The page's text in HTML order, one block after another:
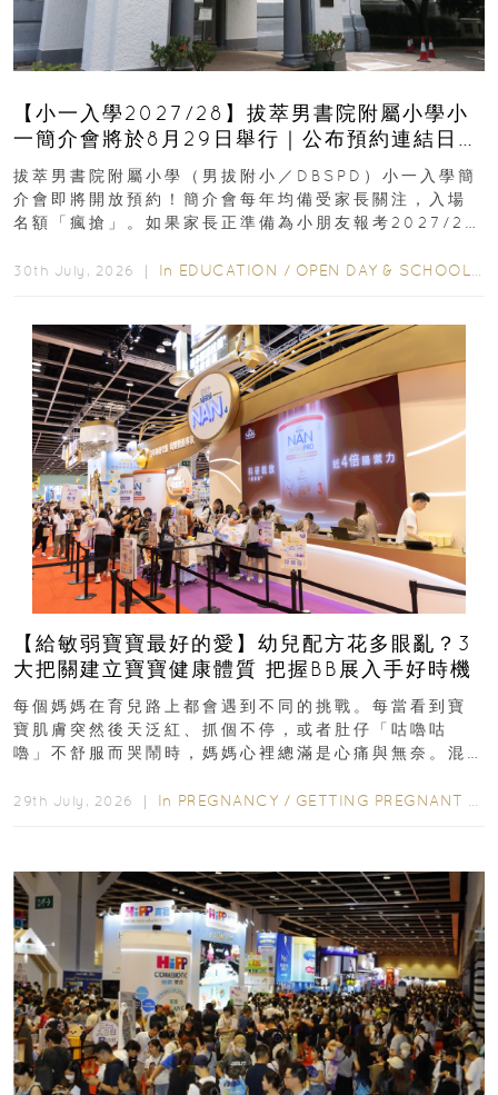
【小一入學2027/28】拔萃男書院附屬小學小
一簡介會將於8月29日舉行｜公布預約連結日期
｜更設有網上重溫
拔萃男書院附屬小學（男拔附小／DBSPD）小一入學簡
介會即將開放預約！簡介會每年均備受家長關注，入場
名額「瘋搶」。如果家長正準備為小朋友報考2027/28
30th July, 2026 ｜ In EDUCATION / OPEN DAY & SCHOOL EVENTS
【給敏弱寶寶最好的愛】幼兒配方花多眼亂？3
大把關建立寶寶健康體質 把握BB展入手好時機
每個媽媽在育兒路上都會遇到不同的挑戰。每當看到寶
寶肌膚突然後天泛紅、抓個不停，或者肚仔「咕嚕咕
嚕」不舒服而哭鬧時，媽媽心裡總滿是心痛與無奈。混
29th July, 2026 ｜ In PREGNANCY / GETTING PREGNANT